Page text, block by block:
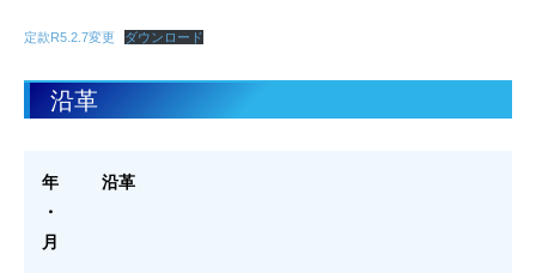
定款R5.2.7変更 ダウンロード
沿革
年
・
月
沿革